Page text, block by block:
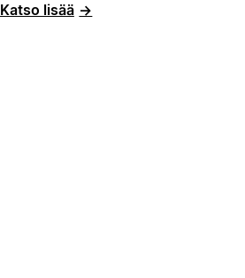
Katso lisää →